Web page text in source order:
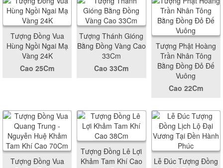
Tượng Đồng Vua
Hùng Ngồi Ngai Mạ
Vàng 24K
Cao 25Cm
Tượng Thánh Gióng
Bằng Đồng Vàng Cao
33Cm
Cao 33Cm
Tượng Phật Hoàng
Trần Nhân Tông
Bằng Đồng Đỏ Đế
Vuông
Cao 22Cm
Tượng Đồng Vua
Tượng Đồng Lê Lợi
Khảm Tam Khí Cao
Lễ Đúc Tượng Đồng